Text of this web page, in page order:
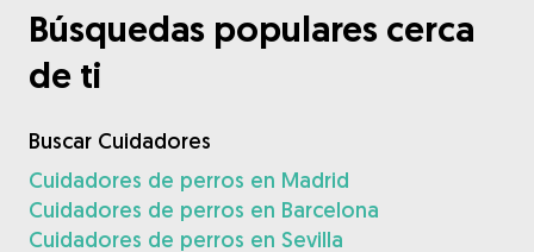
Búsquedas populares cerca
de ti
Buscar Cuidadores
Cuidadores de perros en Madrid
Cuidadores de perros en Barcelona
Cuidadores de perros en Sevilla